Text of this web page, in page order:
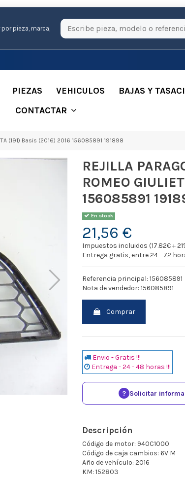
pieza, marca,
PIEZAS VEHICULOS
BAJAS Y
CONTACTAR
(191) Basis (2016) 2016 156085891 191898
REJILLA
ROMEO
156085891
En stock
21,56 €
Impuestos incluidos (17.82€ +
Entrega gratis, entre 24 - 72
Referencia principal: 156085891
Nota de vendedor: 156085891
Comprar
Envio - Gratis !!!
Entrega - 24 - 48 horas !!!
? Solicitar
Descripción
Código de motor: 940C1000
Código de caja cambios: 6V M
Año de vehículo: 2016
KM: 152803